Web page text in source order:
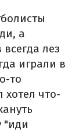
а
лез
играли в
то
хотел что-
"иди